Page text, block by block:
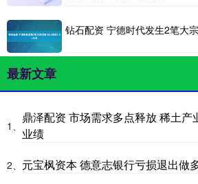
钻石配资 宁德时代发生2笔大
最新文章
1、
鼎泽配资 市场需求多点释放 稀土产
业绩
2、 元宝枫资本 德意志银行亏损退出做